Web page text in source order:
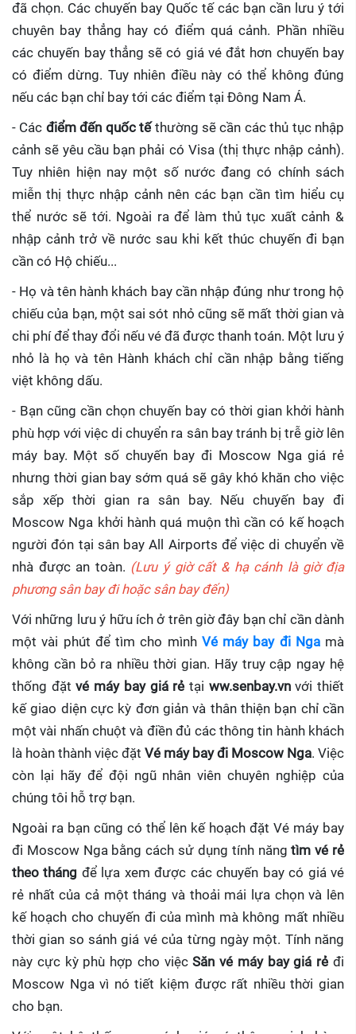
đã chọn. Các chuyến bay Quốc tế các bạn cần lưu ý tới
chuyên bay thẳng hay có điểm quá cảnh. Phần nhiều
các chuyến bay thẳng sẽ có giá vé đắt hơn chuyến bay
có điểm dừng. Tuy nhiên điều này có thể không đúng
nếu các bạn chỉ bay tới các điểm tại Đông Nam Á.
- Các điểm đến quốc tếthường sẽ cần các thủ tục nhập
cảnh sẽ yêu cầu bạn phải có Visa (thị thực nhập cảnh).
Tuy nhiên hiện nay một số nước đang có chính sách
miễn thị thực nhập cảnh nên các bạn cần tìm hiểu cụ
thể nước sẽ tới. Ngoài ra để làm thủ tục xuất cảnh &
nhập cảnh trở về nước sau khi kết thúc chuyến đi bạn
cần có Hộ chiếu...
- Họ và tên hành khách bay cần nhập đúng như trong hộ
chiếu của bạn, một sai sót nhỏ cũng sẽ mất thời gian và
chi phí để thay đổi nếu vé đã được thanh toán. Một lưu ý
nhỏ là họ và tên Hành khách chỉ cần nhập bằng tiếng
việt không dấu.
- Bạn cũng cần chọn chuyến bay có thời gian khởi hành
phù hợp với việc di chuyển ra sân bay tránh bị trễ giờ lên
máy bay. Một số chuyến bay đi Moscow Nga giá rẻ
nhưng thời gian bay sớm quá sẽ gây khó khăn cho việc
sắp xếp thời gian ra sân bay. Nếu chuyến bay đi
Moscow Nga khởi hành quá muộn thì cần có kế hoạch
người đón tại sân bay All Airports để việc di chuyển về
nhà được an toàn. (Lưu ý giờ cất & hạ cánh là giờ địa
phương sân bay đi hoặc sân bay đến)
Với những lưu ý hữu ích ở trên giờ đây bạn chỉ cần dành
một vài phút để tìm cho mình Vé máy bay đi Ngamà
không cần bỏ ra nhiều thời gian. Hãy truy cập ngay hệ
thống đặtvé máy bay giá rẻ tại ww.senbay.vnvới thiết
kế giao diện cực kỳ đơn giản và thân thiện bạn chỉ cần
một vài nhấn chuột và điền đủ các thông tin hành khách
là hoàn thành việc đặt Vé máy bay đi Moscow Nga. Việc
còn lại hãy để đội ngũ nhân viên chuyên nghiệp của
chúng tôi hỗ trợ bạn.
Ngoài ra bạn cũng có thể lên kế hoạch đặt Vé máy bay
đi Moscow Nga bằng cách sử dụng tính năngtìm vé rẻ
theo tháng để lựa xem được các chuyến bay có giá vé
rẻ nhất của cả một tháng và thoải mái lựa chọn và lên
kế hoạch cho chuyến đi của mình mà không mất nhiều
thời gian so sánh giá vé của từng ngày một. Tính năng
này cực kỳ phù hợp cho việcSăn vé máy bay giá rẻđi
Moscow Nga vì nó tiết kiệm được rất nhiều thời gian
cho bạn.